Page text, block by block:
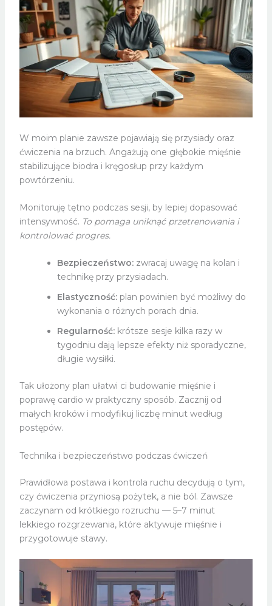
W moim planie zawsze pojawiają się przysiady oraz
ćwiczenia na brzuch. Angażują one głębokie mięśnie
stabilizujące biodra i kręgosłup przy każdym
powtórzeniu.
Monitoruję tętno podczas sesji, by lepiej dopasować
intensywność. To pomaga uniknąć przetrenowania i
kontrolować progres.
Bezpieczeństwo:zwracaj uwagę na kolan i
technikę przy przysiadach.
Elastyczność:plan powinien być możliwy do
wykonania o różnych porach dnia.
Regularność:krótsze sesje kilka razy w
tygodniu dają lepsze efekty niż sporadyczne,
długie wysiłki.
Tak ułożony plan ułatwi ci budowanie mięśnie i
poprawę cardio w praktyczny sposób. Zacznij od
małych kroków i modyfikuj liczbę minut według
postępów.
Technika i bezpieczeństwo podczas ćwiczeń
Prawidłowa postawa i kontrola ruchu decydują o tym,
czy ćwiczenia przyniosą pożytek, a nie ból. Zawsze
zaczynam od krótkiego rozruchu — 5–7 minut
lekkiego rozgrzewania, które aktywuje mięśnie i
przygotowuje stawy.